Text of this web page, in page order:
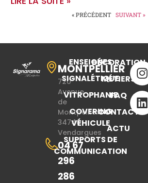
« PRÉCÉDENT SUIVANT »
MONTPELLIER
720
Avenue
de
Montpellier
34740
Vendargues
04 67
296
286
ENSEIGNES
SIGNALÉTIQUE
VITROPHANIE
COVERING
VÉHICULE
SUPPORTS DE
COMMUNICATION
DÉCORATION
MÉTIERS
FAQ
CONTACT
ACTU